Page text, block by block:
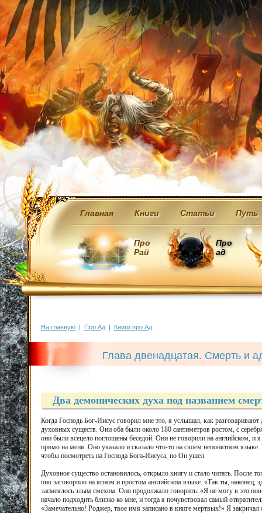
Главная Книги Статьи Путь
Про
Рай
Про
ад
На главную | Про Ад | Книги про Ад
Глава двенадцатая. Смерть и
Два демонических духа под названием
Когда Господь Бог-Иисус говорил мне это, я услышал, как
духовных существ. Они оба были около 180 сантиметров ростом, с
они были всецело поглощены беседой. Они не говорили на английском,
прямо на меня. Оно указало и сказало что-то на своем непонятном
чтобы посмотреть на Господа Бога-Иисуса, но Он ушел.
Духовное существо остановилось, открыло книгу и стало читать. После
оно заговорило на ясном и простом английском языке. «Так ты,
засмеялось злым смехом. Оно продолжало говорить: «Я не могу в это
начало подходить близко ко мне, и тогда я почувствовал самый
«Замечательно! Роджер, твое имя записано в книге мертвых!» Я закричал